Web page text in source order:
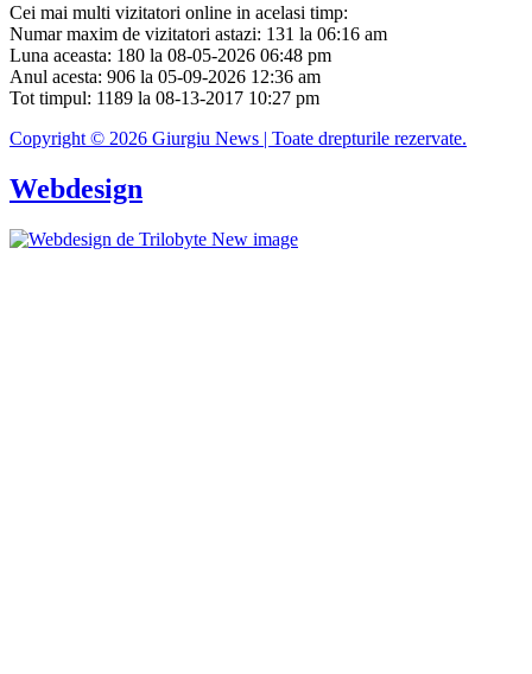
Cei mai multi vizitatori online in acelasi timp:
Numar maxim de vizitatori astazi: 131 la 06:16 am
Luna aceasta: 180 la 08-05-2026 06:48 pm
Anul acesta: 906 la 05-09-2026 12:36 am
Tot timpul: 1189 la 08-13-2017 10:27 pm
Copyright © 2026 Giurgiu News | Toate drepturile rezervate.
Webdesign